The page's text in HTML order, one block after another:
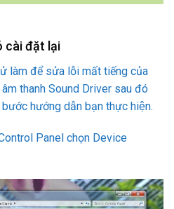
cài đặt lại
làm để sửa lỗi mất tiếng của
thanh Sound Driver sau đó
hướng dẫn bạn thực hiện.
Panel chọn Device